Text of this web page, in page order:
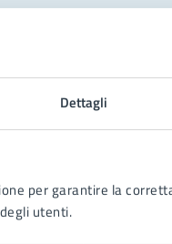
Dettagli
per garantire la
utenti.